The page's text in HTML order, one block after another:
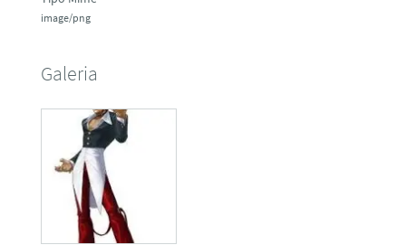
image/png
Galeria